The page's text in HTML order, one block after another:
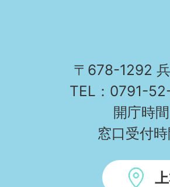
〒678-1292
TEL：0791-
開庁時
窓口受付